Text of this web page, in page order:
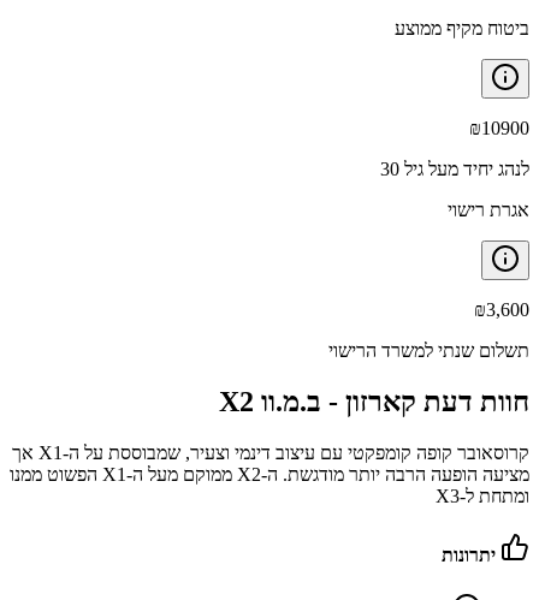
ביטוח מקיף ממוצע
₪10900
לנהג יחיד מעל גיל 30
אגרת רישוי
₪3,600
תשלום שנתי למשרד הרישוי
חוות דעת קארזון - ב.מ.וו X2
קרוסאובר קופה קומפקטי עם עיצוב דינמי וצעיר, שמבוססת על ה-X1 אך
מציעה הופעה הרבה יותר מודגשת. ה-X2 ממוקם מעל ה-X1 הפשוט ממנו
ומתחת ל-X3
יתרונות